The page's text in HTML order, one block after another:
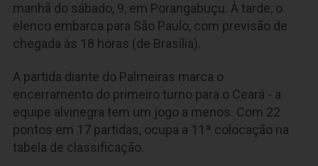
manhã do sábado, 9, em Porangabuçu. À tarde, o
elenco embarca para São Paulo, com previsão de
chegada às 18 horas (de Brasília).
A partida diante do Palmeiras marca o
encerramento do primeiro turno para o Ceará - a
equipe alvinegra tem um jogo a menos. Com 22
pontos em 17 partidas, ocupa a 11ª colocação na
tabela de classificação.